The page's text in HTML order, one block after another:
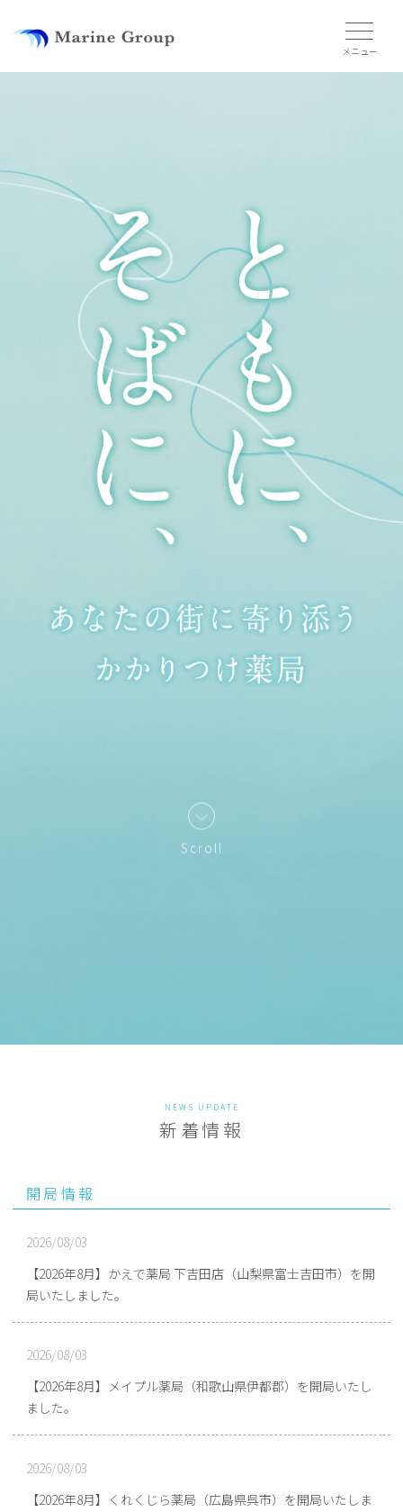
Scroll
NEWS UPDATE
新着情報
開局情報
2026/08/03
【2026年8月】かえで薬局 下吉田店（山梨県富士吉田市）を開
局いたしました。
2026/08/03
【2026年8月】メイプル薬局（和歌山県伊都郡）を開局いたし
ました。
2026/08/03
【2026年8月】くれくじら薬局（広島県呉市）を開局いたしま